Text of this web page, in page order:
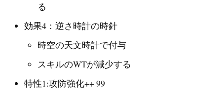
る
効果4：逆さ時計の時針
時空の天文時計で付与
スキルのWTが減少する
特性1:攻防強化++ 99